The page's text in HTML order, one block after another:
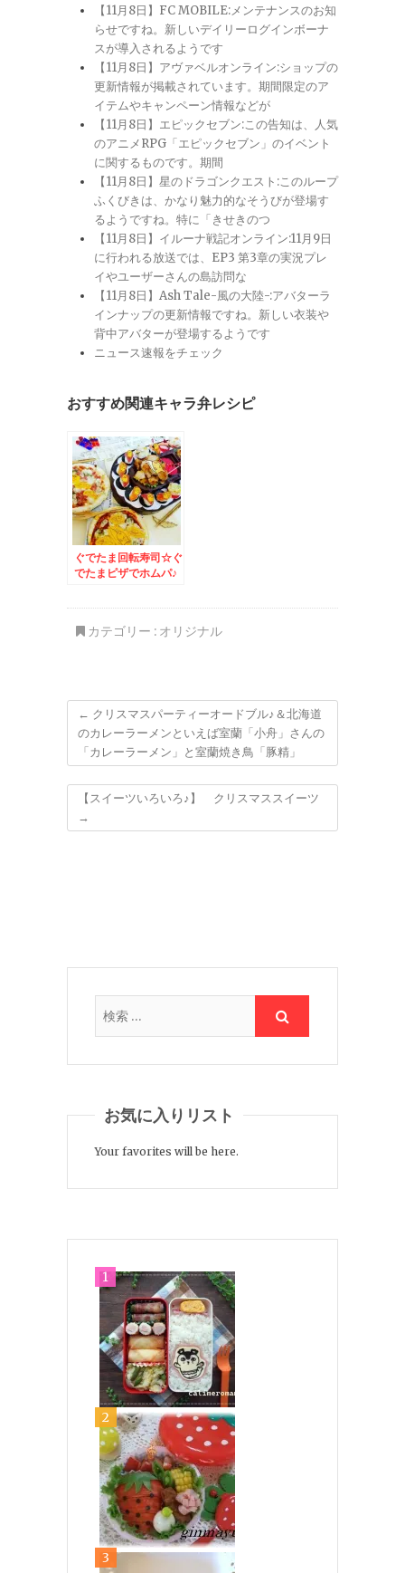
【11月8日】FC MOBILE:メンテナンスのお知
らせですね。新しいデイリーログインボーナ
スが導入されるようです
【11月8日】アヴァベルオンライン:ショップの
更新情報が掲載されています。期間限定のア
イテムやキャンペーン情報などが
【11月8日】エピックセブン:この告知は、人気
のアニメRPG「エピックセブン」のイベント
に関するものです。期間
【11月8日】星のドラゴンクエスト:このループ
ふくびきは、かなり魅力的なそうびが登場す
るようですね。特に「きせきのつ
【11月8日】イルーナ戦記オンライン:11月9日
に行われる放送では、EP3 第3章の実況プレ
イやユーザーさんの島訪問な
【11月8日】Ash Tale-風の大陸-:アバターラ
インナップの更新情報ですね。新しい衣装や
背中アバターが登場するようです
ニュース速報をチェック
おすすめ関連キャラ弁レシピ
ぐでたま回転寿司☆ぐ
でたまピザでホムパ♪
カテゴリー : オリジナル
← クリスマスパーティーオードブル♪＆北海道
のカレーラーメンといえば室蘭「小舟」さんの
「カレーラーメン」と室蘭焼き鳥「豚精」
【スイーツいろいろ♪】 クリスマススイーツ
→
お気に入りリスト
Your favorites will be here.